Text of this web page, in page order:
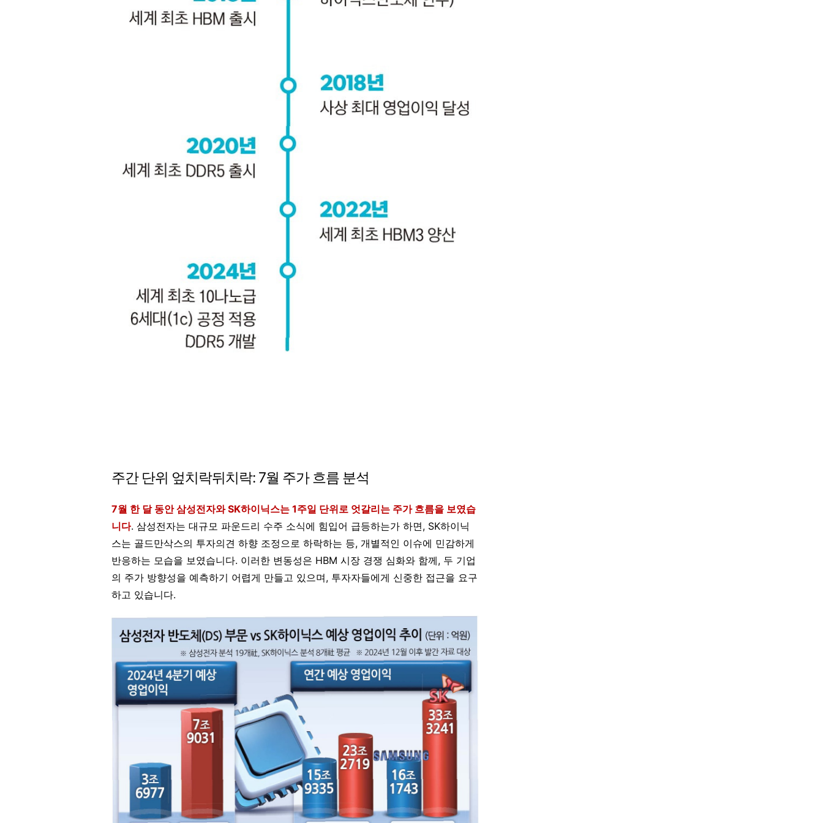
주간 단위 엎치락뒤치락: 7월 주가 흐름 분석
7월 한 달 동안 삼성전자와 SK하이닉스는 1주일 단위로 엇갈리는 주가 흐름을 보였습
니다. 삼성전자는 대규모 파운드리 수주 소식에 힘입어 급등하는가 하면, SK하이닉
스는 골드만삭스의 투자의견 하향 조정으로 하락하는 등, 개별적인 이슈에 민감하게
반응하는 모습을 보였습니다. 이러한 변동성은 HBM 시장 경쟁 심화와 함께, 두 기업
의 주가 방향성을 예측하기 어렵게 만들고 있으며, 투자자들에게 신중한 접근을 요구
하고 있습니다.